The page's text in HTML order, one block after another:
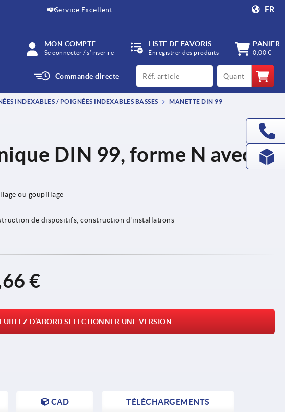
Service Excellent FR
MON COMPTE
Se connecter / s’inscrire
LISTE DE FAVORIS
Enregistrer des produits
PANIER
0,00 €
Commande directe
productCode qty
INDEXABLES / POIGNÉES INDEXABLES BASSES
MANETTE DIN 99
DIN 99, forme N avec
ou goupillage
de dispositifs, construction d'installations
€
D’ABORD SÉLECTIONNER UNE VERSION
CAD TÉLÉCHARGEMENTS